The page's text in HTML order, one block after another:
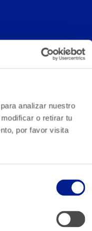
analizar nuestro
o retirar tu
por favor visita